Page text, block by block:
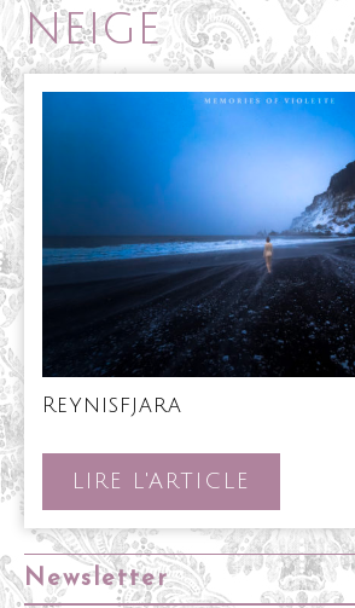
neige
Reynisfjara
LIRE L'ARTICLE
L'ARTICLE
Newsletter